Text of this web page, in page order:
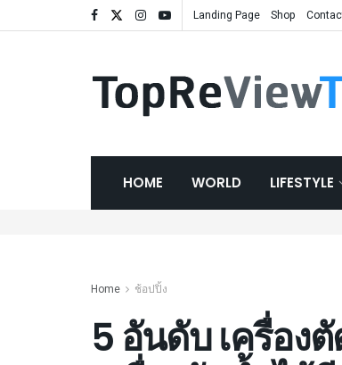
Landing Page Shop
HOME WORLD LIFESTYLE
Home ช้อปปิ้ง
5 อันดับ เครื่อง